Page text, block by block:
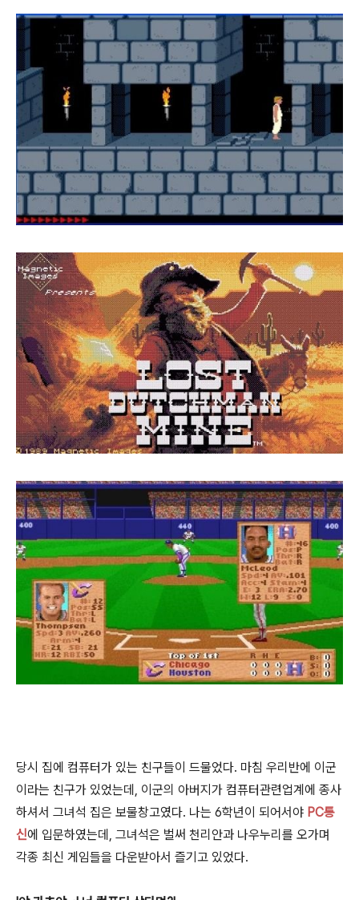
당시 집에 컴퓨터가 있는 친구들이 드물었다. 마침 우리반에 이군
이라는 친구가 있었는데, 이군의 아버지가 컴퓨터관련업계에 종사
하셔서 그녀석 집은 보물창고였다. 나는 6학년이 되어서야 PC통
신에 입문하였는데, 그녀석은 벌써 천리안과 나우누리를 오가며
각종 최신 게임들을 다운받아서 즐기고 있었다.